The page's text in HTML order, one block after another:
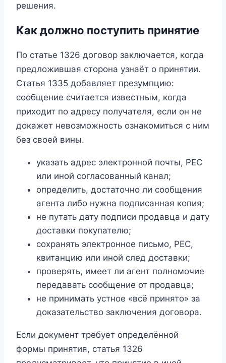
решения.
Как должно поступить принятие
По статье 1326 договор заключается, когда
предложившая сторона узнаёт о принятии.
Статья 1335 добавляет презумпцию:
сообщение считается известным, когда
приходит по адресу получателя, если он не
докажет невозможность ознакомиться с ним
без своей вины.
указать адрес электронной почты, PEC
или иной согласованный канал;
определить, достаточно ли сообщения
агента либо нужна подписанная копия;
не путать дату подписи продавца и дату
доставки покупателю;
сохранять электронное письмо, PEC,
квитанцию или иной след доставки;
проверять, имеет ли агент полномочие
передавать сообщение от продавца;
не принимать устное «всё принято» за
доказательство заключения договора.
Если документ требует определённой
формы принятия, статья 1326